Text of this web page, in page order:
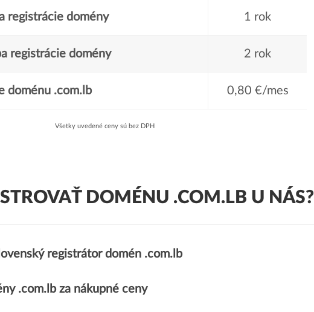
registrácie domény 1 rok
registrácie domény 2 rok
doménu .com.lb 0,80 €/mes
Všetky uvedené ceny sú bez DPH
DOMÉNU .COM.LB U NÁS?
registrátor domén .com.lb
.com.lb za nákupné ceny